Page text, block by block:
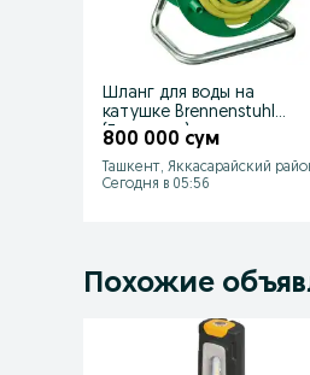
Шланг для воды на
катушке Brennenstuhl
(Германия)
800 000 сум
Ташкент, Яккасарайский
Сегодня в 05:56
Похожие